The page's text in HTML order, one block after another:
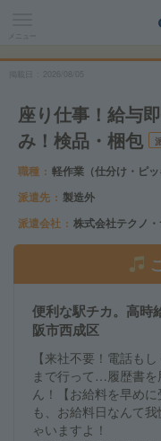
メニュー
05
座り仕事！給与
み！検品・梱包
職種
軽作業（仕分け・ピ
派遣先
製造外
派遣会社
株式会社テクノ
便利な駅チカ。高時
阪市西成区
【来社不要！電話も
まで行って…履歴書
ん！【お給料を早め
も、お給料日なんて
ゃいますよ！